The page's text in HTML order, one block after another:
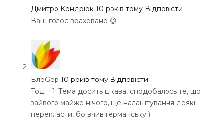
Дмитро Кондрюк 10 років тому Відповісти
Ваш голос враховано 😉
БлоGер 10 років тому Відповісти
Тоді +1. Тема досить цікава, сподобалось те, що
зайвого майже нічого, ще налаштування деякі
перекласти, бо вчив германську )